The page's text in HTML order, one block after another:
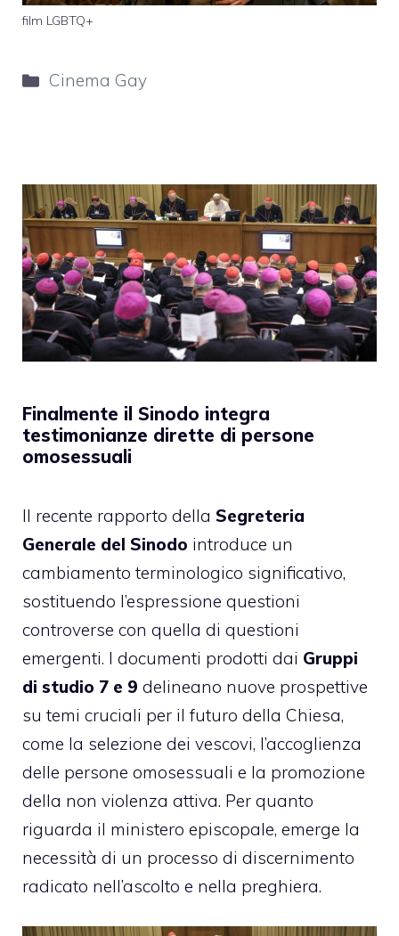
film LGBTQ+
Categorie
Cinema Gay
Finalmente il Sinodo integra
testimonianze dirette di persone
omosessuali
Il recente rapporto della Segreteria
Generale del Sinodo introduce un
cambiamento terminologico significativo,
sostituendo l’espressione questioni
controverse con quella di questioni
emergenti. I documenti prodotti dai Gruppi
di studio 7 e 9 delineano nuove prospettive
su temi cruciali per il futuro della Chiesa,
come la selezione dei vescovi, l’accoglienza
delle persone omosessuali e la promozione
della non violenza attiva. Per quanto
riguarda il ministero episcopale, emerge la
necessità di un processo di discernimento
radicato nell’ascolto e nella preghiera.